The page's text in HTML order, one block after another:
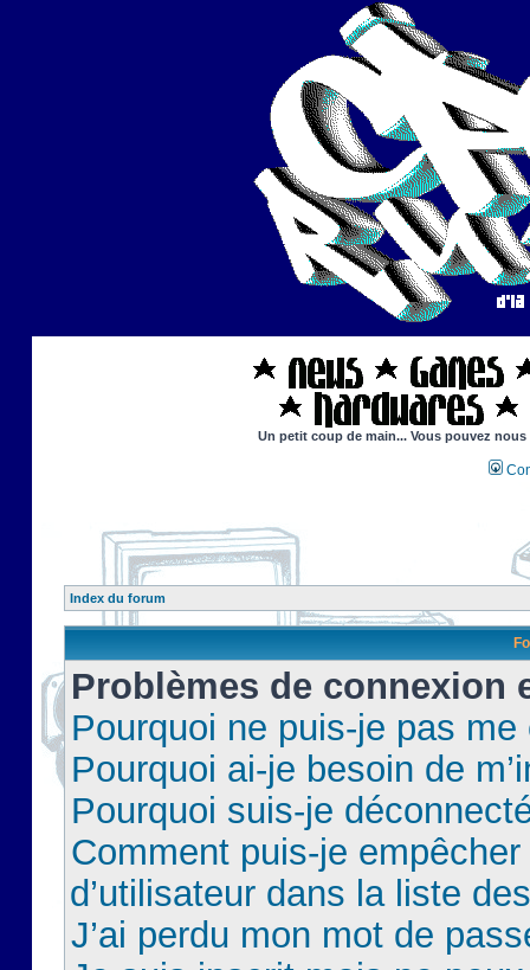
Un petit coup de main... Vous pouvez
Index du forum
Problèmes de connexion
Pourquoi ne puis-je pas
Pourquoi ai-je besoin de
Pourquoi suis-je
Comment puis-je
d’utilisateur dans la liste
J’ai perdu mon mot de